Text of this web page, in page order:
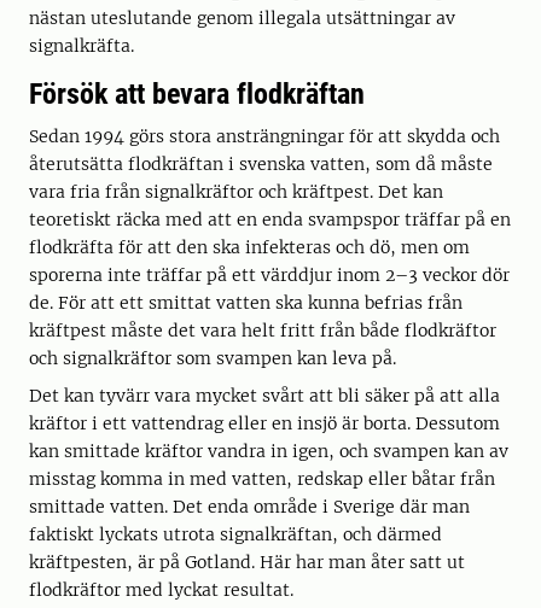
nästan uteslutande genom illegala utsättningar av
signalkräfta.
Försök att bevara flodkräftan
Sedan 1994 görs stora ansträngningar för att skydda och
återutsätta flodkräftan i svenska vatten, som då måste
vara fria från signalkräftor och kräftpest. Det kan
teoretiskt räcka med att en enda svampspor träffar på en
flodkräfta för att den ska infekteras och dö, men om
sporerna inte träffar på ett värddjur inom 2–3 veckor dör
de. För att ett smittat vatten ska kunna befrias från
kräftpest måste det vara helt fritt från både flodkräftor
och signalkräftor som svampen kan leva på.
Det kan tyvärr vara mycket svårt att bli säker på att alla
kräftor i ett vattendrag eller en insjö är borta. Dessutom
kan smittade kräftor vandra in igen, och svampen kan av
misstag komma in med vatten, redskap eller båtar från
smittade vatten. Det enda område i Sverige där man
faktiskt lyckats utrota signalkräftan, och därmed
kräftpesten, är på Gotland. Här har man åter satt ut
flodkräftor med lyckat resultat.